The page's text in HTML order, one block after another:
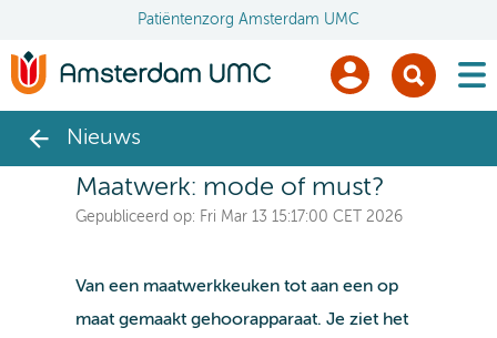
Patiëntenzorg Amsterdam UMC
Nieuws
Maatwerk: mode of must?
Gepubliceerd op: Fri Mar 13 15:17:00 CET 2026
Van een maatwerkkeuken tot aan een op
maat gemaakt gehoorapparaat. Je ziet het